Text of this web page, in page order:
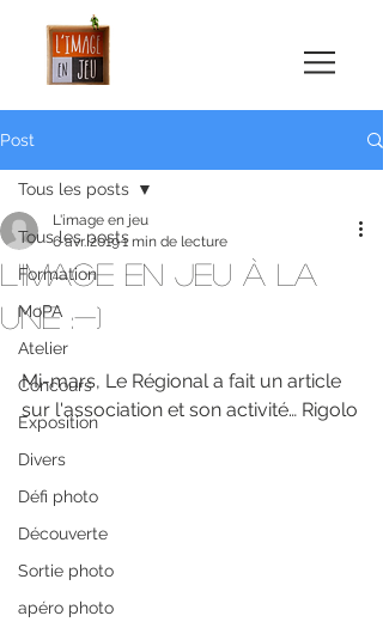
Post
Tous les posts
Formation
MoPA
Atelier
Concours
Exposition
Divers
Défi photo
Découverte
Sortie photo
apéro photo
Tous les posts
L'image en jeu à la
une :-)
L'image en jeu
6 avr. 20191 min de lecture
Mi-mars, Le Régional a fait un article
sur l'association et son activité… Rigolo